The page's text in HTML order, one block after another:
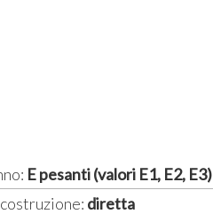
E pesanti (valori E1, E2, E3)
diretta